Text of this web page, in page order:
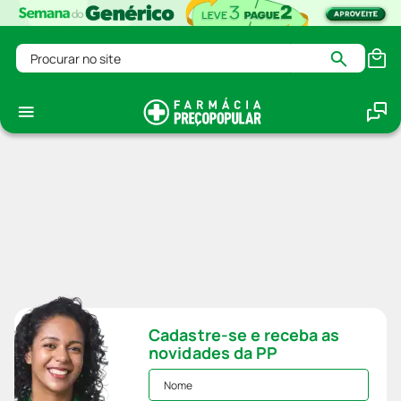
Procurar no site
Cadastre-se e receba as
novidades da PP